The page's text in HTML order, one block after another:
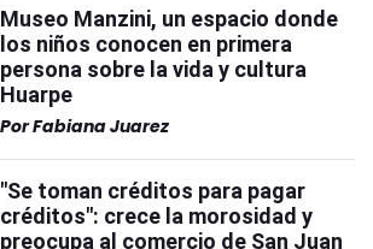
Museo Manzini, un espacio donde
los niños conocen en primera
persona sobre la vida y cultura
Huarpe
PorFabiana Juarez
"Se toman créditos para pagar
créditos": crece la morosidad y
preocupa al comercio de San Juan